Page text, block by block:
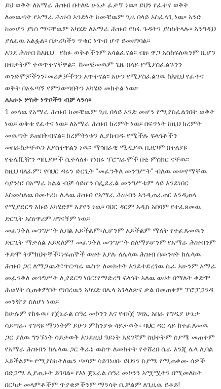
ይህ ወቅት ለአማራ ሕዝብ በተለዬ ሁኔታ ፈታኝ ነዉ፡፡ ይህን የፈተና ወቅት
ለመዉጣት የአማራ ሕዝብ አንድነት ከመቼዉም ጊዜ በላይ አስፈላጊ ነዉ፡፡ አንድ
ከመሆን ያነሰ ማናቸዉም አካሄድ ለአማራ ሕዝብ የከፋ ጉዳትን ያስከትላሉ፡፡ እንግዲህ
ያለፈዉ አልፏል፡፡ በታሪካችን ጥቁር ነጥብ ሆኖ ይመዘገባል፡፡
እንደ ሕዝብ ከእዚህ የከፉ ወቅቶችንም አሳልፈናል፡፡ ብዙ ዋጋ አስከፍለዉንም ቢሆን
በብቃትም ተወጥተናቸዋል፡፡ ከመቼመዉም ጊዜ በላይ የሚያስፈልጉንን
ወንድሞቻችንን፣መሪዎቻችንን አጥተናል፡፡ አሁን የሚያስፈልገዉ ከእዚህ የፈተና
ወቅት በአፋጣኝ የምንወጣበትን አካሄድ መከተል ነዉ፡፡
ለአሁኑ ሦስት ነጥቦችን ብቻ ላንሳ፡፡
1.መላዉ የአማራ ሕዝብ ከመቼዉም ጊዜ በላይ አንድ መሆን የሚያስፈልገበት ወቅት
ነዉ፡፡ ወቅቱ የፈተና ነዉ፡፡ ለአማራ ሕዝብ ክረምት ነዉ፡፡ በፍጥነት ከዚህ ክረምት
መዉጣት ይጠበቅብናል፡፡ ክረምትነቱን ሊያከብዱ የሚችሉ ፍላጎቶችን
መበራከታቸዉን እያስተዋልን ነዉ፡፡ ማኅበራዊ ሚዲያዉ ቢዘጋም በተለያዩ
የቴሌቪዥን ጣቢያዎች ሲተላለፉ የነበሩ ፕሮግራሞች በቂ ምስክር ናቸዉ፡፡
ከዚህ ባለፈም፣ የባህር ዳሩን ድርጊት “መፈንቅለ መንግሥት” ብለዉ መሠየማቸዉ
ሳያንስ፣ በአማራ ክልል ብቻ ሳይሆን በፌደራል መንግሥቱም ላይ እንደነበር
አስመስለዉ በመተረክ ሌላዉ ሕዝብ የአማራ ሕዝብን እንዲጠራጠር እንዲጠላ
የሚያደርግ እኩይ አካሄድም እያየን ነዉ፡፡ ባህር ዳርም አዲስ አበባም የተፈጸመዉ
ድርጊት አስነዋሪም ዘግናኝም ነዉ፡፡
መፈንቅለ መንግሥት ሊባል አይችልም፣ሊሆንም አይችልም ማለት የተፈጸመዉን
ድርጊት ማቃለል አይደለም፤ መፈንቅለ መንግሥት ስለማይሆንም የአማራ ሕዝብንም
ቀድሞ ትምክህተኞች፣ነፍጠኞች ወዘተ እያሉ ለሌላዉ ሕዝብ በመንዛት ከሌላዉ
ሕዝብ ጋር ለማጋጨት፣ጥርጣሬ ዉስጥ ለመክተት እንደተደረገዉ ሴራ አሁንም አማራ
መፈንቅለ መንግሥት ሊያደርግ ነበር፣የማድረግ ፍላጎት አለዉ ወዘተ በማለት ቀድሞ
ሕወሃት ሲጠቀምበት የነበረዉን አካሄድ በሌላ አገላለጽና ቃል በመጠቀም ፕሮፓጋንዳ
መንዥያ ስለሆነ ነዉ፡፡
ከሁሉም የከፋዉ፣ የጀኔራል ሰዓረ መኮንን እና የብ/ጀ ገዛኢ አበራ የግዲያ ሁኔታ
ሳይጣራ፣ የገዳዩ ማንነትም ይሁን ምክንያቱ ሳይታወቅ፣ ባህር ዳር ላይ ከተፈጸመዉ
ጋር ያለዉ ግንኙነት ሳይታወቅ እንደዚህ ዓይነት አደገኛም ስህተትም ስያሜ መጠቀም
የአማራ ሕዝብን ከሌላዉ ጋር ቅራኔ ዉስጥ ለመክተት የተሸረበ ሴራ እንጂ ሌላ ሊባል
አይችልም፡፡ የሚያስከትለዉን ጣጣም ሳይገነዘቡ ይህንን ስያሜ የሚጠቀሙ ሰዎች
በድጋሜ ሊያጤኑት ይገባል፡፡ የእነ ጀኔራል ሰዓረ መኮንን አሟሟትን በሚመለከት
በርካታ መላምቶችም ጥያቄዎችንም ማንሳት ቢቻልም ለጊዜዉ ይቆይ!